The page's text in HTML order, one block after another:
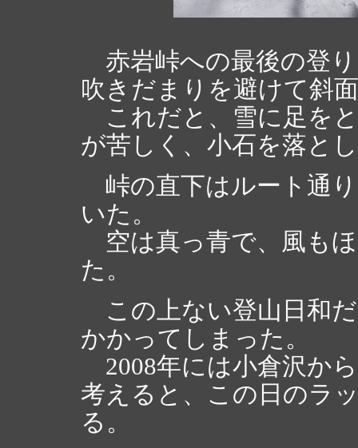
赤岩峠への最後の登
吹きだまりを避けて斜
これだと、雪に足を
が苦しく、小石を落と
峠の直下はルート通
いた。
空は真っ青で、風も
た。
この上ない登山日和
かかってしまった。
2008年には小倉沢か
考えると、この日のラ
る。